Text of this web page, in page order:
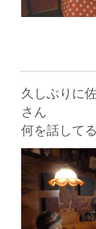
久しぶりに
さん
何を話して